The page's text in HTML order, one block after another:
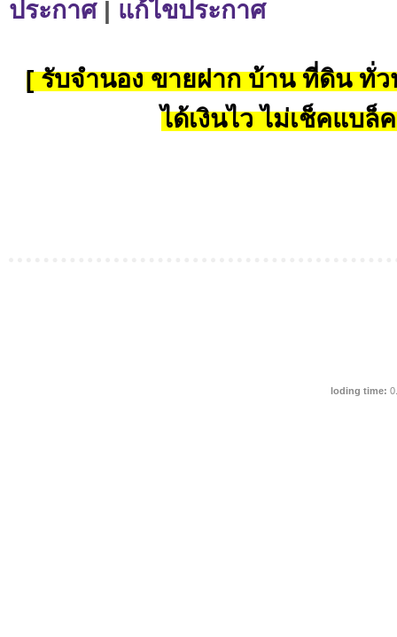
ประกาศ| แก้ไขประกาศ
[ รับจำนอง ขายฝาก บ้าน ที่ดิน ทั่ว
ได้เงินไว ไม่เช็คแบล็
loding time: